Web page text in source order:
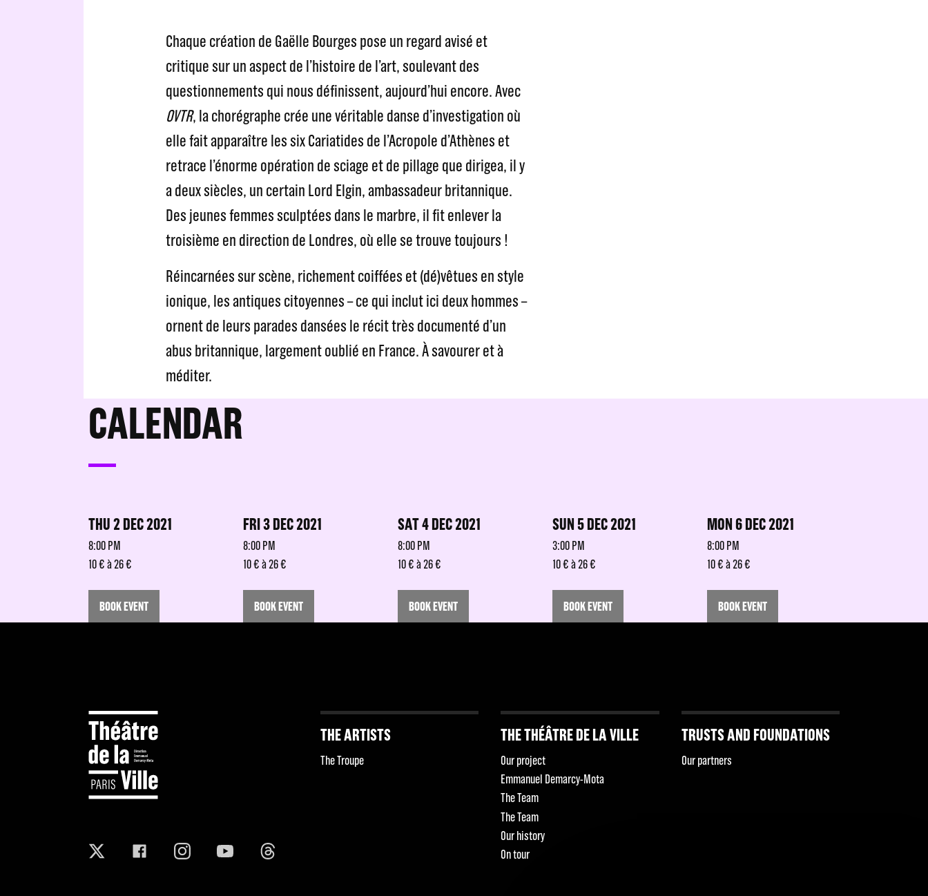
Chaque création de Gaëlle Bourges pose un regard avisé et
critique sur un aspect de l’histoire de l’art, soulevant des
questionnements qui nous définissent, aujourd’hui encore. Avec
OVTR, la chorégraphe crée une véritable danse d’investigation où
elle fait apparaître les six Cariatides de l’Acropole d’Athènes et
retrace l’énorme opération de sciage et de pillage que dirigea, il y
a deux siècles, un certain Lord Elgin, ambassadeur britannique.
Des jeunes femmes sculptées dans le marbre, il fit enlever la
troisième en direction de Londres, où elle se trouve toujours !
Réincarnées sur scène, richement coiffées et (dé)vêtues en style
ionique, les antiques citoyennes – ce qui inclut ici deux hommes –
ornent de leurs parades dansées le récit très documenté d’un
abus britannique, largement oublié en France. À savourer et à
méditer.
CALENDAR
THU 2 DEC 2021
8:00 PM
10 € à 26 €
BOOK EVENT
FRI 3 DEC 2021
8:00 PM
10 € à 26 €
BOOK EVENT
SAT 4 DEC 2021
8:00 PM
10 € à 26 €
BOOK EVENT
SUN 5 DEC 2021
3:00 PM
10 € à 26 €
BOOK EVENT
MON 6 DEC 2021
8:00 PM
10 € à 26 €
BOOK EVENT
THE ARTISTS
The Troupe
THE THÉÂTRE DE LA VILLE
Our project
Emmanuel Demarcy-Mota
The Team
The Team
Our history
On tour
TRUSTS AND FOUNDATIONS
Our partners